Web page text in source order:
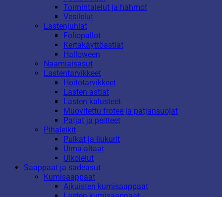
Toimintalelut ja hahmot
Vesilelut
Lastenjuhlat
Foliopallot
Kertakäyttöastiat
Halloween
Naamiaisasut
Lastentarvikkeet
Hoitotarvikkeet
Lasten astiat
Lasten kalusteet
Muovitettu frotee ja patjansuojat
Patjat ja peitteet
Pihaleikit
Pulkat ja liukurit
Uima-altaat
Ulkolelut
Saappaat ja sadeasut
Kumisaappaat
Aikuisten kumisaappaat